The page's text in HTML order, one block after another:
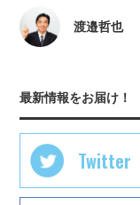
渡邉哲也
最新情報をお届け！
Twitter